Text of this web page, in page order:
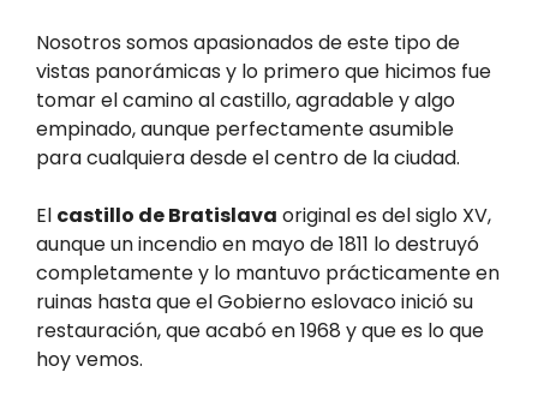
Nosotros somos apasionados de este tipo de
vistas panorámicas y lo primero que hicimos fue
tomar el camino al castillo, agradable y algo
empinado, aunque perfectamente asumible
para cualquiera desde el centro de la ciudad.
El castillo de Bratislava original es del siglo XV,
aunque un incendio en mayo de 1811 lo destruyó
completamente y lo mantuvo prácticamente en
ruinas hasta que el Gobierno eslovaco inició su
restauración, que acabó en 1968 y que es lo que
hoy vemos.